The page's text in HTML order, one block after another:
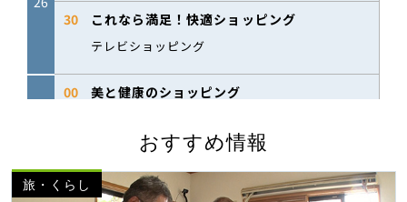
おすすめ情報
旅・くらし